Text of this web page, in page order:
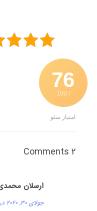
76
/ 100
امتیاز سئو
2 Comments
ارسلان محمدی
جولای 30, 2020 در 10:32 ق.ظ